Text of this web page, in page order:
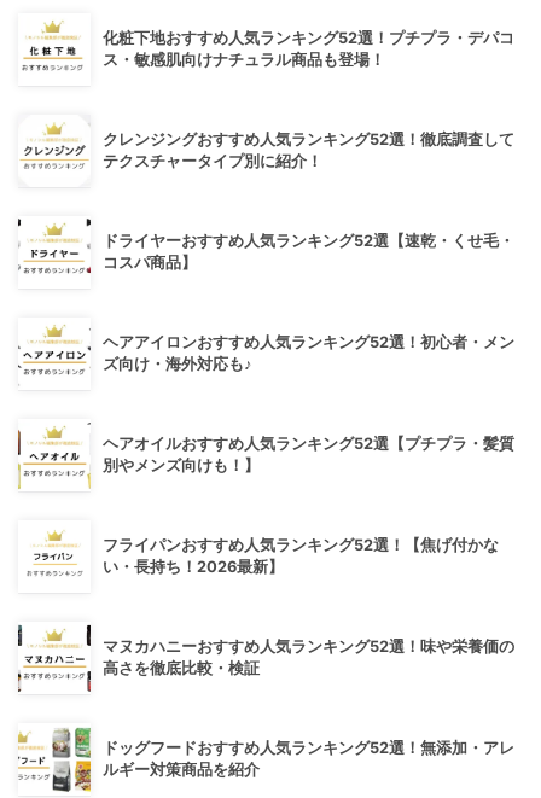
化粧下地おすすめ人気ランキング52選！プチプラ・デパコ
ス・敏感肌向けナチュラル商品も登場！
クレンジングおすすめ人気ランキング52選！徹底調査して
テクスチャータイプ別に紹介！
ドライヤーおすすめ人気ランキング52選【速乾・くせ毛・
コスパ商品】
ヘアアイロンおすすめ人気ランキング52選！初心者・メン
ズ向け・海外対応も♪
ヘアオイルおすすめ人気ランキング52選【プチプラ・髪質
別やメンズ向けも！】
フライパンおすすめ人気ランキング52選！【焦げ付かな
い・長持ち！2026最新】
マヌカハニーおすすめ人気ランキング52選！味や栄養価の
高さを徹底比較・検証
ドッグフードおすすめ人気ランキング52選！無添加・アレ
ルギー対策商品を紹介